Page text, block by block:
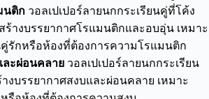
นติก วอลเปเปอร์ลายนกกระเรียนคู่ที่โค้ง
ร้างบรรยากาศโรแมนติกและอบอุ่น เหมาะ
รักหรือห้องที่ต้องการความโรแมนติก
ละผ่อนคลาย วอลเปเปอร์ลายนกกระเรียน
งบรรยากาศสงบและผ่อนคลาย เหมาะ